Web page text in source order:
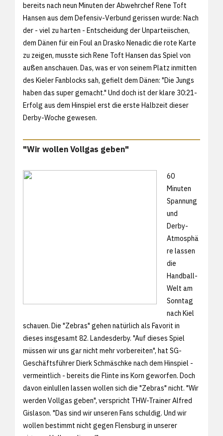
bereits nach neun Minuten der Abwehrchef Rene Toft
Hansen aus dem Defensiv-Verbund gerissen wurde: Nach
der - viel zu harten - Entscheidung der Unparteiischen,
dem Dänen für ein Foul an Drasko Nenadic die rote Karte
zu zeigen, musste sich Rene Toft Hansen das Spiel von
außen anschauen. Das, was er von seinem Platz inmitten
des Kieler Fanblocks sah, gefielt dem Dänen: "Die Jungs
haben das super gemacht." Und doch ist der klare 30:21-
Erfolg aus dem Hinspiel erst die erste Halbzeit dieser
Derby-Woche gewesen.
"Wir wollen Vollgas geben"
60
Minuten
Spannung
und
Derby-
Atmosphä
re lassen
die
Handball-
Welt am
Sonntag
nach Kiel
schauen. Die "Zebras" gehen natürlich als Favorit in
dieses insgesamt 82. Landesderby. "Auf dieses Spiel
müssen wir uns gar nicht mehr vorbereiten", hat SG-
Geschäftsführer Dierk Schmäschke nach dem Hinspiel -
vermeintlich - bereits die Flinte ins Korn geworfen. Doch
davon einlullen lassen wollen sich die "Zebras" nicht. "Wir
werden Vollgas geben", verspricht THW-Trainer Alfred
Gislason. "Das sind wir unseren Fans schuldig. Und wir
wollen bestimmt nicht gegen Flensburg in unserer